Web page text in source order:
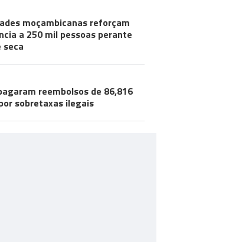
moçambicanas reforçam
a 250 mil pessoas perante
seca
reembolsos de 86,816
sobretaxas ilegais